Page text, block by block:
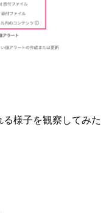
様子を観察してみた